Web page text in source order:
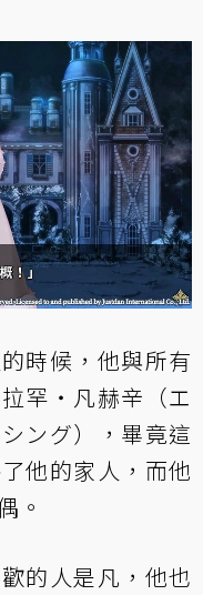
時候，他與所有
罕・凡赫辛（エ
ング），畢竟這
他的家人，而他
。
的人是凡，他也